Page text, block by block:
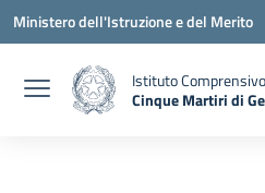
Vai ai contenuti
Vai al menu di navigazione
Vai al footer
Ministero dell'Istruzione e del Merito
Istituto Comprensivo
Cinque Martiri di